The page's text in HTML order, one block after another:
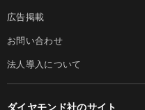
広告掲載
お問い合わせ
法人導入について
ダイヤモンド社のサイト